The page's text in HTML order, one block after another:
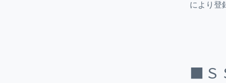
により登
■Ｓ